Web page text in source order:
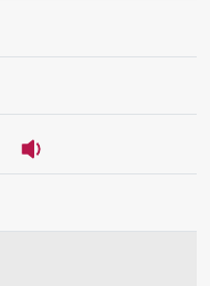
播放音讀sin-